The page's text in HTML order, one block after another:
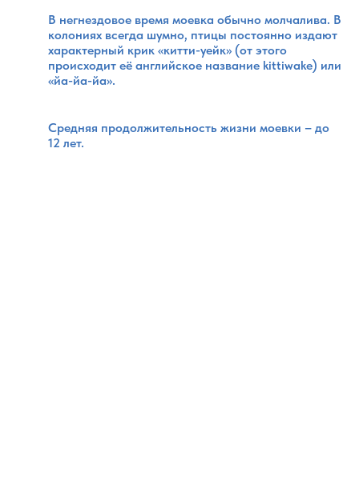
В негнездовое время моевка обычно молчалива. В
колониях всегда шумно, птицы постоянно издают
характерный крик «китти-уейк» (от этого
происходит её английское название kittiwake) или
«йа-йа-йа».
Средняя продолжительность жизни моевки – до
12 лет.